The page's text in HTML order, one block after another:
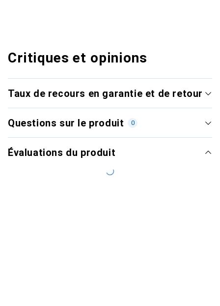
Critiques et opinions
Taux de recours en garantie et de retour
Questions sur le produit 0
Évaluations du produit